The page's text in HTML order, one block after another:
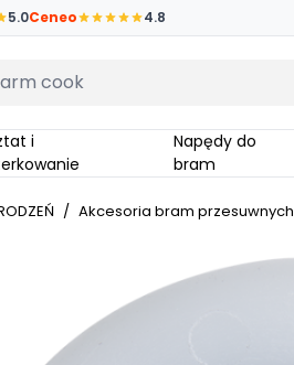
5.0Ceneo 4.8
czego szukasz
Napędy do
bram
/ Akcesoria bram przesuwnych